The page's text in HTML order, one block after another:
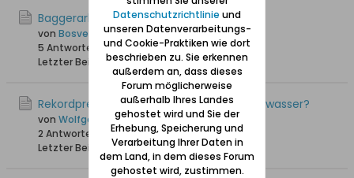
Baggerarbeiten
von Bosveld
5 Antworten
4.229 Hits0 Likes
Letzter Beitrag02.08.2024, 18:57
Rekordpreis für Bildpostkarte von Neufahrwasser?
von Wolfgang
2 Antworten
3.594 Hits0 Likes
Letzter Beitrag
25.02.2024, 20:57
Datenschutzrichtlinie und
unseren Datenverarbeitungs-
und Cookie-Praktiken wie dort
beschrieben zu. Sie erkennen
außerdem an, dass dieses
Forum möglicherweise
außerhalb Ihres Landes
gehostet wird und Sie der
Erhebung, Speicherung und
Verarbeitung Ihrer Daten in
dem Land, in dem dieses Forum
gehostet wird, zustimmen.